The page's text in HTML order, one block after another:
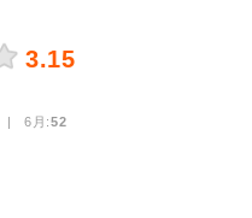
3.15
| 6月:52